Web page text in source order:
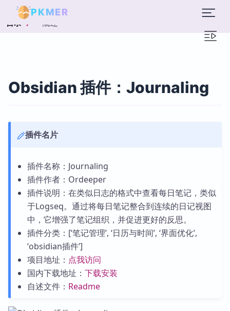
PKMER
目录 概述
Obsidian 插件：Journaling
插件名片
插件名称：Journaling
插件作者：Ordeeper
插件说明：在类似日志的格式中查看每日笔记，类似
于Logseq。通过将每日笔记整合到连续的日记视图
中，它增强了笔记组织，并促进更好的反思。
插件分类：[‘笔记管理’, ‘日历与时间’, ‘界面优化’,
‘obsidian插件’]
项目地址： 点我访问
国内下载地址： 下载安装
自述文件： Readme